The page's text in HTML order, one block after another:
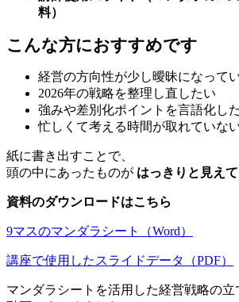
料）
こんな方におすすめです
経営の方向性が少し曖昧になって
2026年の戦略を整理し直したい
強みや差別化ポイントを言語化し
忙しくて考える時間が取れていな
紙に書き出すことで、
頭の中にあったものが はっきりと見え
資料のダウンロードはこちら
9マスのマンダラシート（Word）
講座で使用したスライドデータ（PDF）
マンダラシートを活用した経営戦略の立